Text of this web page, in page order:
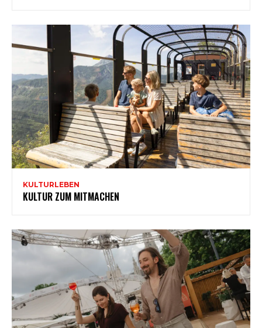
KULTURLEBEN
KULTUR ZUM MITMACHEN